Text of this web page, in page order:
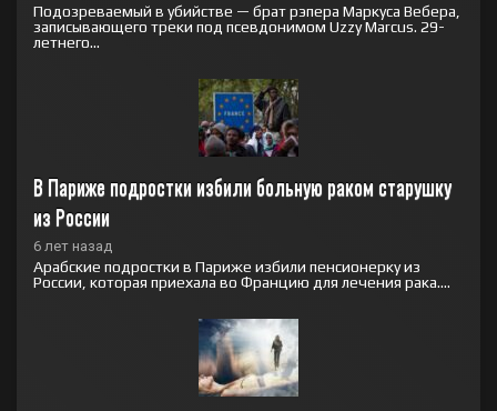
Подозреваемый в убийстве — брат рэпера Маркуса Вебера,
записывающего треки под псевдонимом Uzzy Marcus. 29-
летнего...
В Париже подростки избили больную раком старушку
из России
6 лет назад
Арабские подростки в Париже избили пенсионерку из
России, которая приехала во Францию для лечения рака....